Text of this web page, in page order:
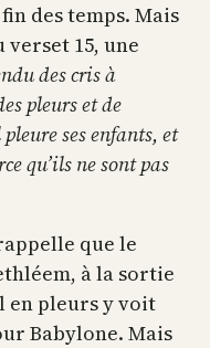
des temps. Mais
verset 15, une
des cris à
pleurs et de
ses enfants, et
qu’ils ne sont pas
que le
à la sortie
en pleurs y voit
Babylone. Mais